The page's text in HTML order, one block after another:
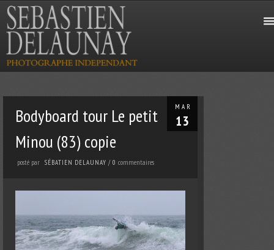
MAR
13
Bodyboard tour Le petit
Minou (83) copie
posté par SÉBATIEN DELAUNAY /0commentaires